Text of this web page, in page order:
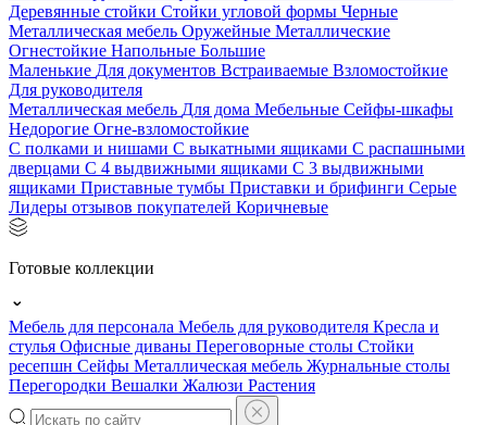
Деревянные стойки Стойки угловой формы Черные
Металлическая мебель Оружейные Металлические
Огнестойкие Напольные Большие
Маленькие Для документов Встраиваемые Взломостойкие
Для руководителя
Металлическая мебель Для дома Мебельные Сейфы-шкафы
Недорогие Огне-взломостойкие
С полками и нишами С выкатными ящиками С распашными
дверцами С 4 выдвижными ящиками С 3 выдвижными
ящиками Приставные тумбы Приставки и брифинги Серые
Лидеры отзывов покупателей Коричневые
Готовые коллекции
Мебель для персонала Мебель для руководителя Кресла и
стулья Офисные диваны Переговорные столы Стойки
ресепшн Сейфы Металлическая мебель Журнальные столы
Перегородки Вешалки Жалюзи Растения